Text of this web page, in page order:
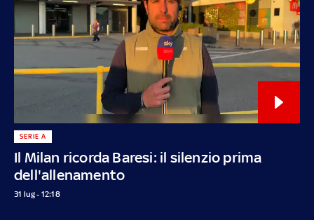
Il Milan ricorda Baresi: il silenzio prima
dell'allenamento
SERIE A
31 lug - 12:18